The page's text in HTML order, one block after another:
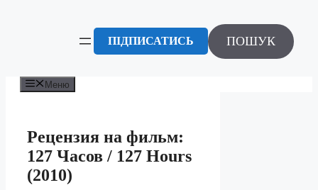
ПІДПИСАТИСЬ ПОШУК
Меню
Рецензия на фильм:
127 Часов / 127 Hours
(2010)